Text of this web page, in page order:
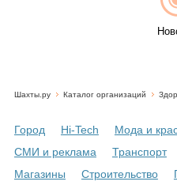
Шахты.ру Каталог организаций
Город Hi-Tech Мода и
СМИ и реклама
Транспорт
Магазины
Строительство